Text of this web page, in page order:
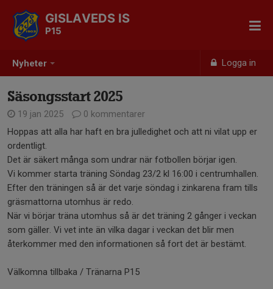
Nyheter Logga in
GISLAVEDS IS
P15
Säsongsstart 2025
19 jan 2025
0 kommentarer
Hoppas att alla har haft en bra julledighet och att ni vilat upp er
ordentligt.
Det är säkert många som undrar när fotbollen börjar igen.
Vi kommer starta träning Söndag 23/2 kl 16:00 i centrumhallen.
Efter den träningen så är det varje söndag i zinkarena fram tills
gräsmattorna utomhus är redo.
När vi börjar träna utomhus så är det träning 2 gånger i veckan
som gäller. Vi vet inte än vilka dagar i veckan det blir men
återkommer med den informationen så fort det är bestämt.
Välkomna tillbaka / Tränarna P15